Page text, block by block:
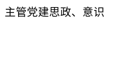
主管党建思政、意识